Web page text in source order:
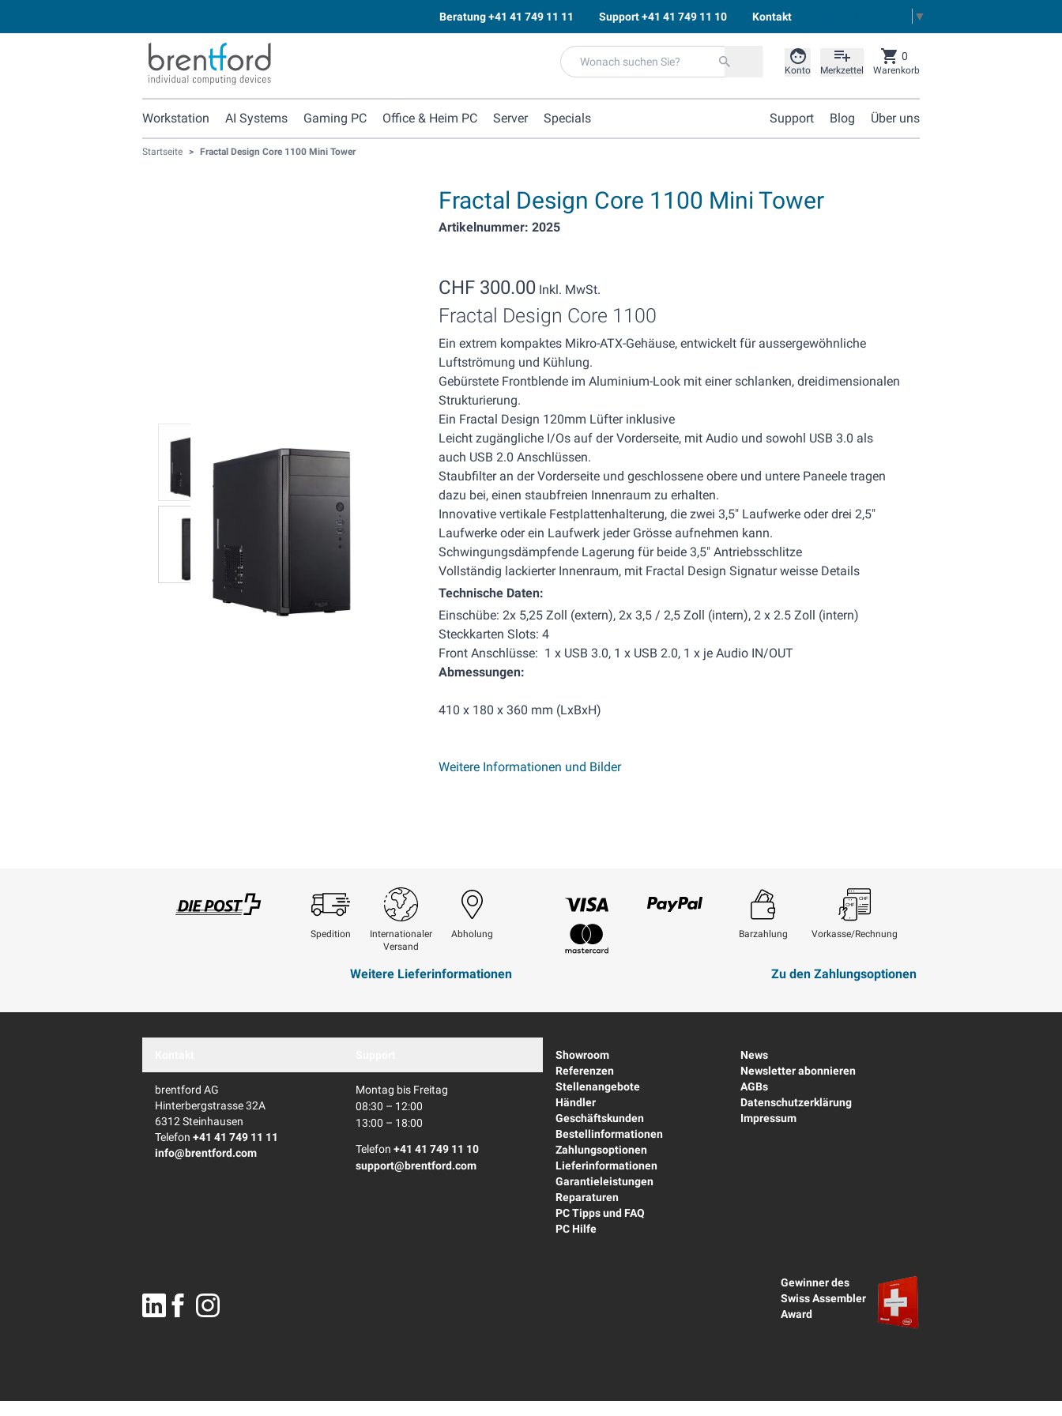
Beratung+41 41 749 11 11 Support+41 41 749 11 10 Kontakt ▼
Konto Merkzettel Warenkorb
0
Workstation AI Systems Gaming PC Office & Heim PC Server Specials Support Blog Über uns
Startseite > Fractal Design Core 1100 Mini Tower
Fractal Design Core 1100 Mini Tower
Artikelnummer: 2025
CHF 300.00Inkl. MwSt.
Fractal Design Core 1100
Ein extrem kompaktes Mikro-ATX-Gehäuse, entwickelt für aussergewöhnliche
Luftströmung und Kühlung.
Gebürstete Frontblende im Aluminium-Look mit einer schlanken, dreidimensionalen
Strukturierung.
Ein Fractal Design 120mm Lüfter inklusive
Leicht zugängliche I/Os auf der Vorderseite, mit Audio und sowohl USB 3.0 als
auch USB 2.0 Anschlüssen.
Staubfilter an der Vorderseite und geschlossene obere und untere Paneele tragen
dazu bei, einen staubfreien Innenraum zu erhalten.
Innovative vertikale Festplattenhalterung, die zwei 3,5" Laufwerke oder drei 2,5"
Laufwerke oder ein Laufwerk jeder Grösse aufnehmen kann.
Schwingungsdämpfende Lagerung für beide 3,5" Antriebsschlitze
Vollständig lackierter Innenraum, mit Fractal Design Signatur weisse Details
Technische Daten:
Einschübe: 2x 5,25 Zoll (extern), 2x 3,5 / 2,5 Zoll (intern), 2 x 2.5 Zoll (intern)
Steckkarten Slots: 4
Front Anschlüsse: 1 x USB 3.0, 1 x USB 2.0, 1 x je Audio IN/OUT
Abmessungen:
410 x 180 x 360 mm (LxBxH)
Weitere Informationen und Bilder
Spedition
Internationaler
Versand
Abholung
Weitere Lieferinformationen
Visum
Barzahlung Vorkasse/Rechnung
Zu den Zahlungsoptionen
brentford AG
Hinterbergstrasse 32A
6312 Steinhausen
Telefon +41 41 749 11 11
info@brentford.com
Montag bis Freitag
08:30 – 12:00
13:00 – 18:00
Telefon +41 41 749 11 10
support@brentford.com
Showroom
Referenzen
Stellenangebote
Händler
Geschäftskunden
Bestellinformationen
Zahlungsoptionen
Lieferinformationen
Garantieleistungen
Reparaturen
PC Tipps und FAQ
PC Hilfe
News
Newsletter abonnieren
AGBs
Datenschutzerklärung
Impressum
Gewinner des
Swiss Assembler
Award